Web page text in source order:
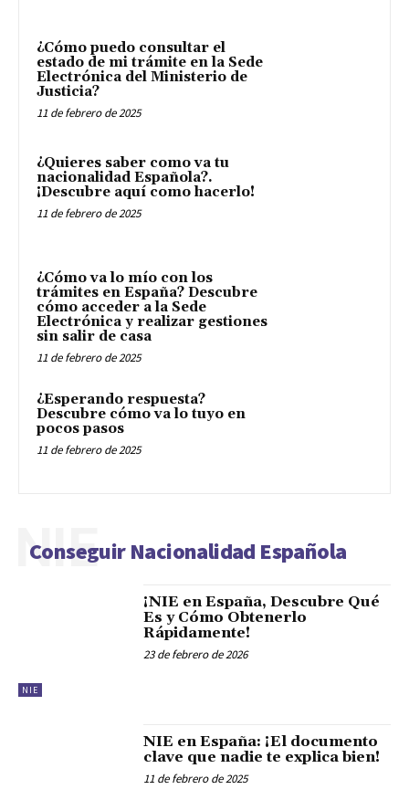
¿Cómo puedo consultar el
estado de mi trámite en la Sede
Electrónica del Ministerio de
Justicia?
11 de febrero de 2025
¿Quieres saber como va tu
nacionalidad Española?.
¡Descubre aquí como hacerlo!
11 de febrero de 2025
¿Cómo va lo mío con los
trámites en España? Descubre
cómo acceder a la Sede
Electrónica y realizar gestiones
sin salir de casa
11 de febrero de 2025
¿Esperando respuesta?
Descubre cómo va lo tuyo en
pocos pasos
11 de febrero de 2025
Conseguir Nacionalidad Española
NIE
NIE
¡NIE en España, Descubre Qué
Es y Cómo Obtenerlo
Rápidamente!
23 de febrero de 2026
NIE en España: ¡El documento
clave que nadie te explica bien!
11 de febrero de 2025